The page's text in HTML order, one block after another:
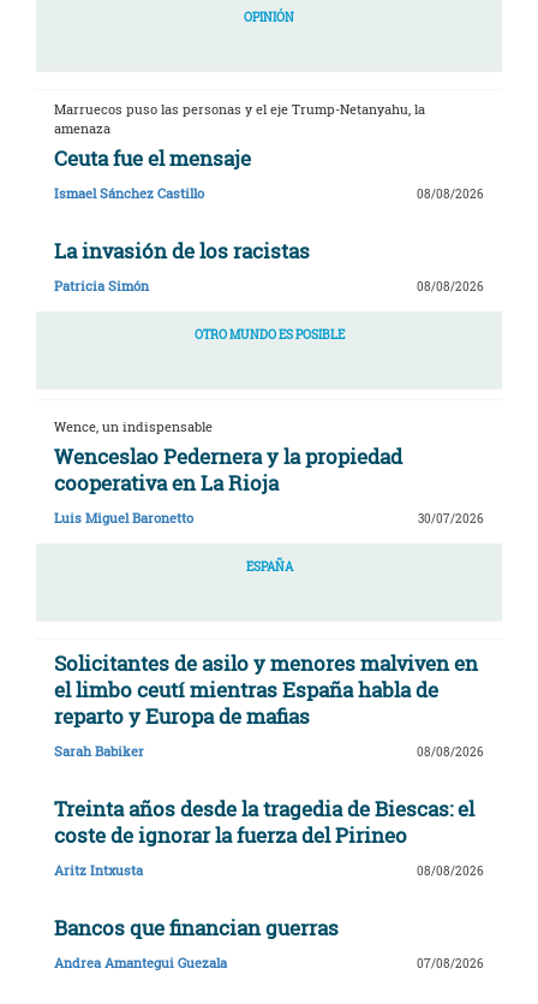
OPINIÓN
Marruecos puso las personas y el eje Trump-Netanyahu, la
amenaza
Ceuta fue el mensaje
Ismael Sánchez Castillo 08/08/2026
La invasión de los racistas
Patricia Simón 08/08/2026
OTRO MUNDO ES POSIBLE
Wence, un indispensable
Wenceslao Pedernera y la propiedad
cooperativa en La Rioja
Luis Miguel Baronetto 30/07/2026
ESPAÑA
Solicitantes de asilo y menores malviven en
el limbo ceutí mientras España habla de
reparto y Europa de mafias
Sarah Babiker 08/08/2026
Treinta años desde la tragedia de Biescas: el
coste de ignorar la fuerza del Pirineo
Aritz Intxusta 08/08/2026
Bancos que financian guerras
Andrea Amantegui Guezala 07/08/2026